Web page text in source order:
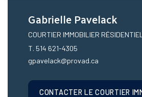
Gabrielle Pavelack
COURTIER IMMOBILIER
T. 514 621-4305
gpavelack@provad.ca
CONTACTER LE COURTIER